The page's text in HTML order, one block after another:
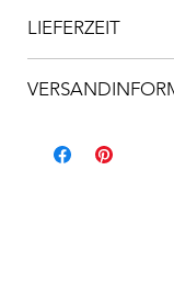
können die fertigen
abweichen.
machen das
LIEFERZEIT
Bei größeren